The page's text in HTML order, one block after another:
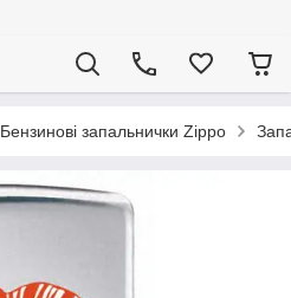
Бензинові запальнички Zippo